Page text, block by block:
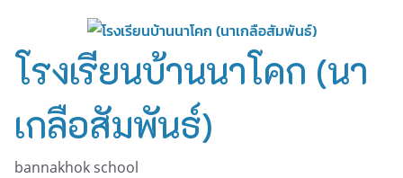
content
โรงเรียนบ้านนาโคก (นา
เกลือสัมพันธ์)
bannakhok school